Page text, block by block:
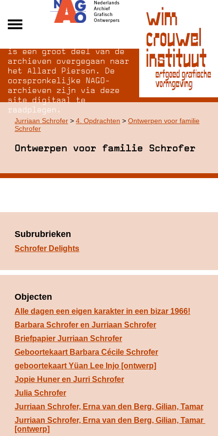
Over NAGO
Over WCI
Inloggen
is een groot deel van de
archieven overgegaan naar
het Allard Pierson. De
oorspronkelijke NAGO-
archieven zijn via deze
site digitaal te
raadplegen.
Jurriaan Schrofer > 4. Opdrachten > Ontwerpen voor familie
Schrofer
Ontwerpen voor familie Schrofer
Subrubrieken
Schrofer Delights
Objecten
Alle dagen een eigen karakter in een bizar 1966!
Barbara Schrofer en Jurriaan Schrofer
Briefpapier Jurriaan Schrofer
Geboortekaart Barbara Cécile Schrofer
geboortekaart Yüan Lee Injo [ontwerp]
Jopie Huner en Jurri Schrofer
Julia Schrofer
Jurriaan Schrofer, Erna van den Berg, Gilian, Tamar
Jurriaan Schrofer, Erna van den Berg, Gilian, Tamar
[ontwerp]